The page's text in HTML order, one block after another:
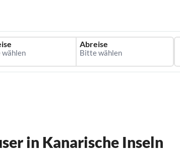
Abreise
in Kanarische Inseln